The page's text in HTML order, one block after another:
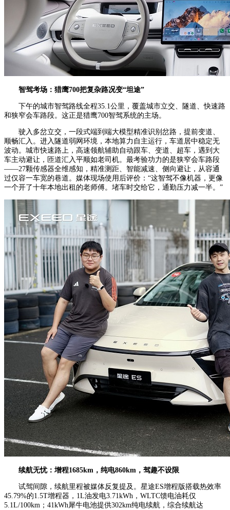
智驾考场：猎鹰700把复杂路况变“坦途”
下午的城市智驾路线全程35.1公里，覆盖城市立交、隧道、快速路
和狭窄会车路段。这正是猎鹰700智驾系统的主场。
驶入多岔立交，一段式端到端大模型精准识别岔路，提前变道、
顺畅汇入。进入隧道弱网环境，本地算力自主运行，车道居中稳定无
波动。城市快速路上，高速领航辅助自动跟车、变道、超车，遇到大
车主动避让，匝道汇入平顺如老司机。最考验功力的是狭窄会车路段
——27颗传感器全维感知，精准测距、智能减速、侧向避让，从容通
过仅容一车宽的巷道。媒体现场使用后评价：“这智驾不像机器，更像
一个开了十年本地出租的老师傅。堵车时交给它，通勤压力减一半。”
续航无忧： 增程1685km，纯电860km，驾趣不设限
试驾间隙，续航里程被媒体反复提及。星途ES增程版搭载热效率
45.79%的1.5T增程器，1L油发电3.71kWh，WLTC馈电油耗仅
5.1L/100km；41kWh犀牛电池提供302km纯电续航，综合续航达